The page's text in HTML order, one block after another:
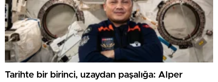
Tarihte bir birinci, uzaydan paşalığa: Alper